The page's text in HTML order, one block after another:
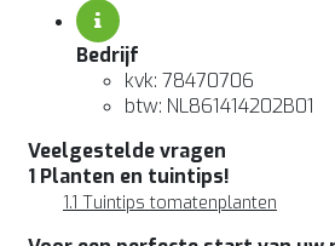
Bedrijf
kvk: 78470706
btw: NL861414202B01
Veelgestelde vragen
1 Planten en tuintips!
1.1 Tuintips tomatenplanten